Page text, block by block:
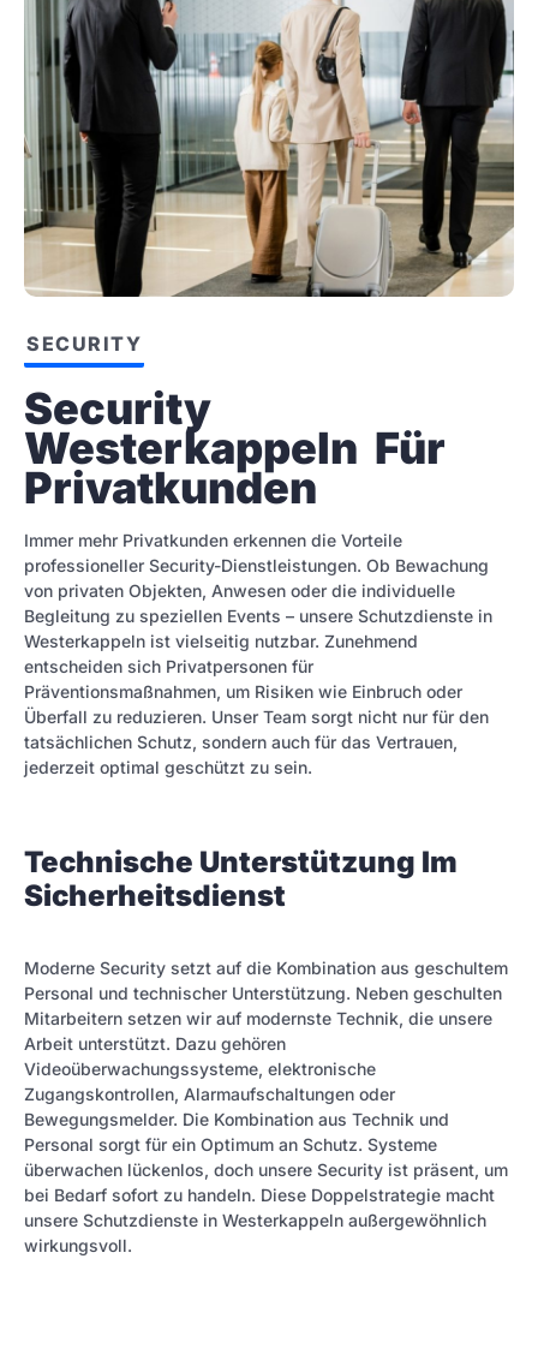
SECURITY
Security
Westerkappeln  Für
Privatkunden
Immer mehr Privatkunden erkennen die Vorteile
professioneller Security-Dienstleistungen. Ob Bewachung
von privaten Objekten, Anwesen oder die individuelle
Begleitung zu speziellen Events – unsere Schutzdienste in
Westerkappeln ist vielseitig nutzbar. Zunehmend
entscheiden sich Privatpersonen für
Präventionsmaßnahmen, um Risiken wie Einbruch oder
Überfall zu reduzieren. Unser Team sorgt nicht nur für den
tatsächlichen Schutz, sondern auch für das Vertrauen,
jederzeit optimal geschützt zu sein.
Technische Unterstützung Im
Sicherheitsdienst
Moderne Security setzt auf die Kombination aus geschultem
Personal und technischer Unterstützung. Neben geschulten
Mitarbeitern setzen wir auf modernste Technik, die unsere
Arbeit unterstützt. Dazu gehören
Videoüberwachungssysteme, elektronische
Zugangskontrollen, Alarmaufschaltungen oder
Bewegungsmelder. Die Kombination aus Technik und
Personal sorgt für ein Optimum an Schutz. Systeme
überwachen lückenlos, doch unsere Security ist präsent, um
bei Bedarf sofort zu handeln. Diese Doppelstrategie macht
unsere Schutzdienste in Westerkappeln außergewöhnlich
wirkungsvoll.